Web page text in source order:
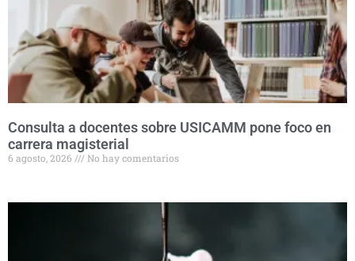
Consulta a docentes sobre USICAMM pone foco en
carrera magisterial
6 agosto, 2026 No hay comentarios